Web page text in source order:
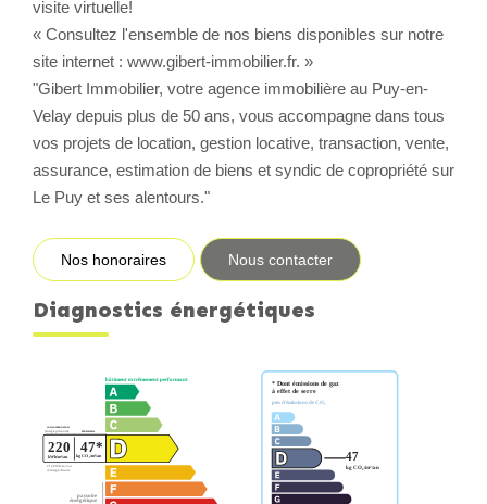
visite virtuelle!
« Consultez l'ensemble de nos biens disponibles sur notre
site internet : www.gibert-immobilier.fr. »
"Gibert Immobilier, votre agence immobilière au Puy-en-
Velay depuis plus de 50 ans, vous accompagne dans tous
vos projets de location, gestion locative, transaction, vente,
assurance, estimation de biens et syndic de copropriété sur
Le Puy et ses alentours."
Nos honoraires Nous contacter
Diagnostics énergétiques